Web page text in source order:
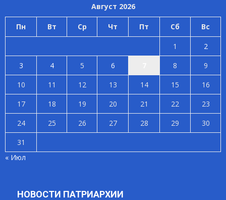
Август 2026
Пн Вт Ср Чт Пт Сб Вс
1
2
3
4 5 6 8
9
10
11 12 13 14 15
16
17
18 19 20 21 22
23
24
25 26 27 28 29
30
31
« Июл
НОВОСТИ ПАТРИАРХИИ